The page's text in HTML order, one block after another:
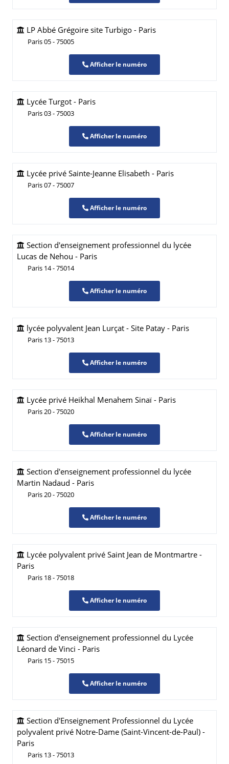
LP Abbé Grégoire site Turbigo - Paris
Paris 05 - 75005
Afficher le numéro
Lycée Turgot - Paris
Paris 03 - 75003
Afficher le numéro
Lycée privé Sainte-Jeanne Elisabeth - Paris
Paris 07 - 75007
Afficher le numéro
Section d'enseignement professionnel du lycée
Lucas de Nehou - Paris
Paris 14 - 75014
Afficher le numéro
lycée polyvalent Jean Lurçat - Site Patay - Paris
Paris 13 - 75013
Afficher le numéro
Lycée privé Heikhal Menahem Sinaï - Paris
Paris 20 - 75020
Afficher le numéro
Section d'enseignement professionnel du lycée
Martin Nadaud - Paris
Paris 20 - 75020
Afficher le numéro
Lycée polyvalent privé Saint Jean de Montmartre -
Paris
Paris 18 - 75018
Afficher le numéro
Section d'enseignement professionnel du Lycée
Léonard de Vinci - Paris
Paris 15 - 75015
Afficher le numéro
Section d'Enseignement Professionnel du Lycée
polyvalent privé Notre-Dame (Saint-Vincent-de-Paul) -
Paris
Paris 13 - 75013